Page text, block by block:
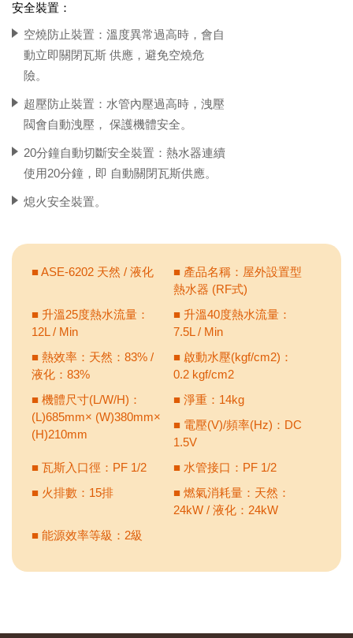
安全裝置：
空燒防止裝置：溫度異常過高時，會自
動立即關閉瓦斯 供應，避免空燒危
險。
超壓防止裝置：水管內壓過高時，洩壓
閥會自動洩壓， 保護機體安全。
20分鐘自動切斷安全裝置：熱水器連續
使用20分鐘，即 自動關閉瓦斯供應。
熄火安全裝置。
■ ASE-6202 天然 / 液化
■ 產品名稱：屋外設置型
熱水器 (RF式)
■ 升溫25度熱水流量：
12L / Min
■ 升溫40度熱水流量：
7.5L / Min
■ 熱效率：天然：83% /
液化：83%
■ 啟動水壓(kgf/cm2)：
0.2 kgf/cm2
■ 機體尺寸(L/W/H)：
(L)685mm× (W)380mm×
(H)210mm
■ 淨重：14kg
■ 電壓(V)/頻率(Hz)：DC
1.5V
■ 瓦斯入口徑：PF 1/2
■ 水管接口：PF 1/2
■ 火排數：15排
■ 燃氣消耗量：天然：
24kW / 液化：24kW
■ 能源效率等級：2級